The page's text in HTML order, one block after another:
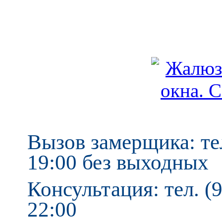
Вызов замерщика:
19:00 без выходных
Консультация: тел.
22:00